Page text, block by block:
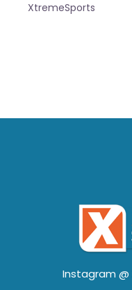
XtremeSports
Instagram @